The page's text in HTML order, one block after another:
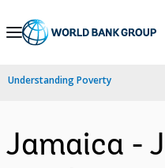
Skip
Navigation
Understanding Poverty
Jamaica -